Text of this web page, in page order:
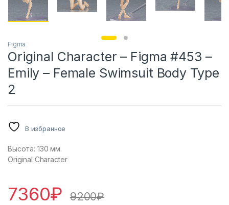
Figma
Original Character – Figma #453 –
Emily – Female Swimsuit Body Type
2
В избранное
Высота: 130 мм.
Original Character
7360₽ 9200₽